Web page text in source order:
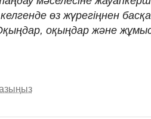
өз жүрегіңнен
оқыңдар және жұмыс